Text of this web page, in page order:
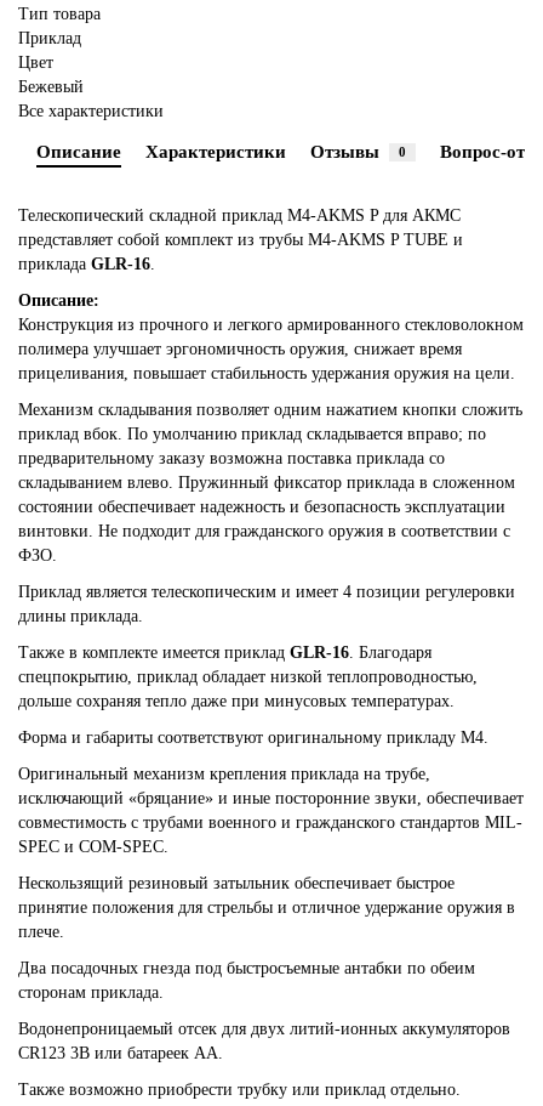
Тип товара
Приклад
Цвет
Бежевый
Все характеристики
Описание Характеристики Отзывы 0 Вопрос-
Телескопический складной приклад M4-AKMS P для АКМС
представляет собой комплект из трубы M4-AKMS P TUBE и
приклада GLR-16.
Описание:
Конструкция из прочного и легкого армированного стекловолокном
полимера улучшает эргономичность оружия, снижает время
прицеливания, повышает стабильность удержания оружия на цели.
Механизм складывания позволяет одним нажатием кнопки сложить
приклад вбок. По умолчанию приклад складывается вправо; по
предварительному заказу возможна поставка приклада со
складыванием влево. Пружинный фиксатор приклада в сложенном
состоянии обеспечивает надежность и безопасность эксплуатации
винтовки. Не подходит для гражданского оружия в соответствии с
ФЗО.
Приклад является телескопическим и имеет 4 позиции регулеровки
длины приклада.
Также в комплекте имеется приклад GLR-16. Благодаря
спецпокрытию, приклад обладает низкой теплопроводностью,
дольше сохраняя тепло даже при минусовых температурах.
Форма и габариты соответствуют оригинальному прикладу М4.
Оригинальный механизм крепления приклада на трубе,
исключающий «бряцание» и иные посторонние звуки, обеспечивает
совместимость с трубами военного и гражданского стандартов MIL-
SPEC и COM-SPEC.
Нескользящий резиновый затыльник обеспечивает быстрое
принятие положения для стрельбы и отличное удержание оружия в
плече.
Два посадочных гнезда под быстросъемные антабки по обеим
сторонам приклада.
Водонепроницаемый отсек для двух литий-ионных аккумуляторов
CR123 3В или батареек AA.
Также возможно приобрести трубку или приклад отдельно.